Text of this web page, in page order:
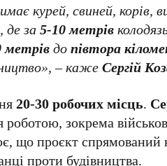
курей, свиней, корів,
де за5-10 метрів
метрівдопівтора
– кажеСергій
20-30 робочих місць.
роботою, зокрема
що проєкт спрямований
проти будівництва.